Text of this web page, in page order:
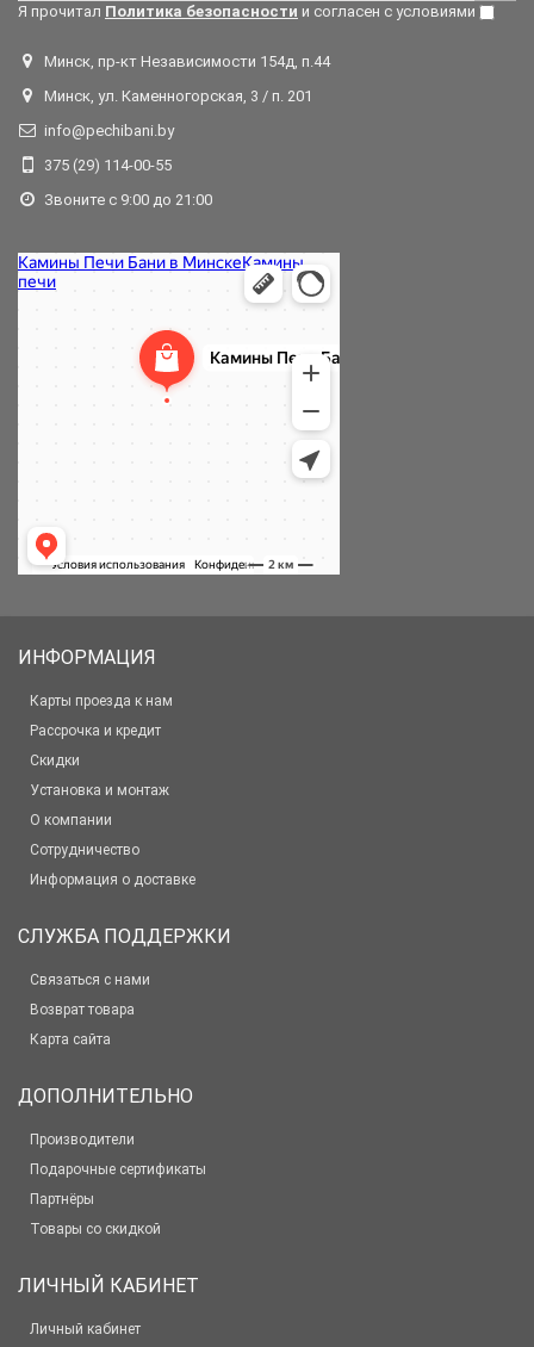
Я прочитал Политика безопасности и согласен с условиями
Минск, пр-кт Независимости 154д, п.44
Минск, ул. Каменногорская, 3 / п. 201
info@pechibani.by
375 (29) 114-00-55
Звоните с 9:00 до 21:00
ИНФОРМАЦИЯ
Карты проезда к нам
Рассрочка и кредит
Скидки
Установка и монтаж
О компании
Сотрудничество
Информация о доставке
СЛУЖБА ПОДДЕРЖКИ
Связаться с нами
Возврат товара
Карта сайта
ДОПОЛНИТЕЛЬНО
Производители
Подарочные сертификаты
Партнёры
Товары со скидкой
ЛИЧНЫЙ КАБИНЕТ
Личный кабинет